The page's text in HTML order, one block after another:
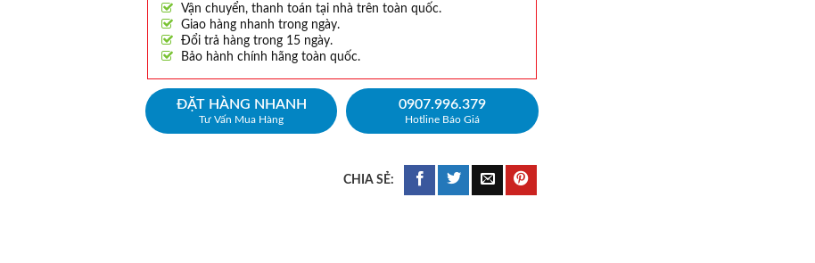
Vận chuyển, thanh toán tại nhà trên toàn quốc.
Giao hàng nhanh trong ngày.
Đổi trả hàng trong 15 ngày.
Bảo hành chính hãng toàn quốc.
ĐẶT HÀNG NHANH
Tư Vấn Mua Hàng
0907.996.379
Hotline Báo Giá